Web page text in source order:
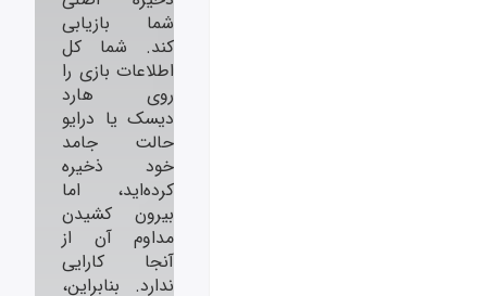
شما بازیابی
کند. شما کل
اطلاعات بازی را
روی هارد
دیسک یا درایو
حالت جامد
خود ذخیره
کرده‌اید، اما
بیرون کشیدن
مداوم آن از
آنجا کارایی
ندارد. بنابراین،